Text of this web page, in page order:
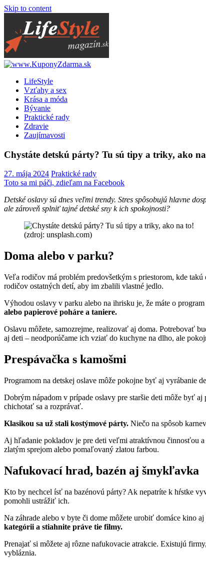
Skip to content
LifeStyle
Vzťahy a sex
Krása a móda
Bývanie
Praktické rady
Zdravie
Zaujímavosti
Chystáte detskú párty? Tu sú tipy a triky, ako
27. mája 2024 Praktické rady
Toto sa mi páči, zdieľam na Facebook
Detské oslavy sú dnes veľmi trendy. Stres spôsobujú hlavne
ale zároveň splniť tajné detské sny k ich spokojnosti?
(zdroj: unsplash.com)
Doma alebo v parku?
Veľa rodičov má problém predovšetkým s priestorom, kde
rodičov ostatných detí, aby im zbalili vlastné jedlo.
Výhodou oslavy v parku alebo na ihrisku je, že máte o
alebo papierové poháre a taniere.
Oslavu môžete, samozrejme, realizovať aj doma. Potrebovať
aj deti – neodporúčame ich vziať do kuchyne na dlho, ale
Prespávačka s kamošmi
Programom na detskej oslave môže pokojne byť aj vyrábanie
Dobrým nápadom v prípade oslavy pre staršie deti môže byť
chichotať sa a rozprávať.
Klasikou sa už stali kostýmové párty. Niečo na spôsob
Aj hľadanie pokladov je pre deti veľmi atraktívnou činnosťou
zlatým sprejom alebo pomaľovaný zlatou farbou.
Nafukovací hrad, bazén aj šmykľavka
Kto by nechcel ísť na bazénovú párty? Ak nepatríte k hŕstke
pomohli ustrážiť ich.
Na záhrade alebo v byte či dome môžete urobiť domáce kino
kategórii a stiahnite práve tie filmy.
Prenajať si môžete aj rôzne nafukovacie atrakcie. Existujú
vybláznia.